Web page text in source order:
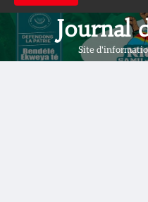
content
Journal
Site